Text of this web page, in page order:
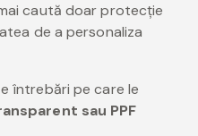
caută doar protecție
de a personaliza
întrebări pe care le
sau PPF